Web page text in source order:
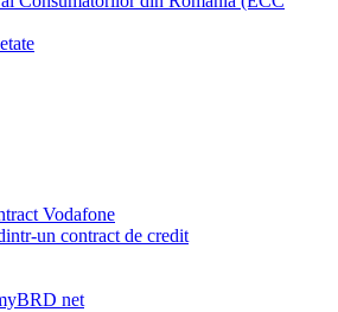
Vodafone
un contract de credit
net